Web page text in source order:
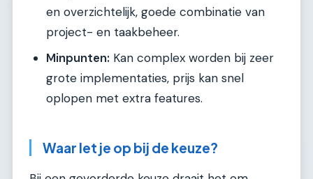
en overzichtelijk, goede combinatie van
project- en taakbeheer.
Minpunten: Kan complex worden bij zeer
grote implementaties, prijs kan snel
oplopen met extra features.
Waar let je op bij de keuze?